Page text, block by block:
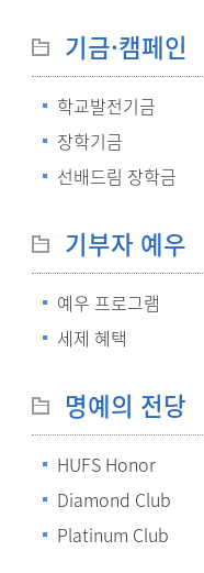
기금·캠페인
학교발전기금
장학기금
선배드림 장학금
기부자 예우
예우 프로그램
세제 혜택
명예의 전당
HUFS Honor
Diamond Club
Platinum Club